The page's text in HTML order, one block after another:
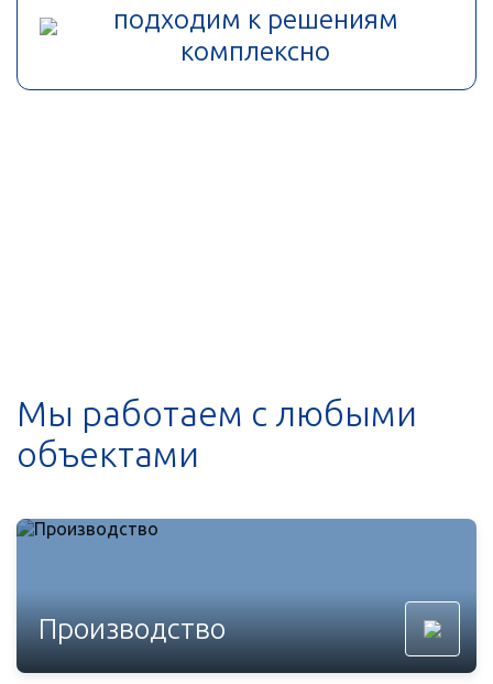
подходим к решениям
комплексно
Мы работаем с любыми
объектами
Производство